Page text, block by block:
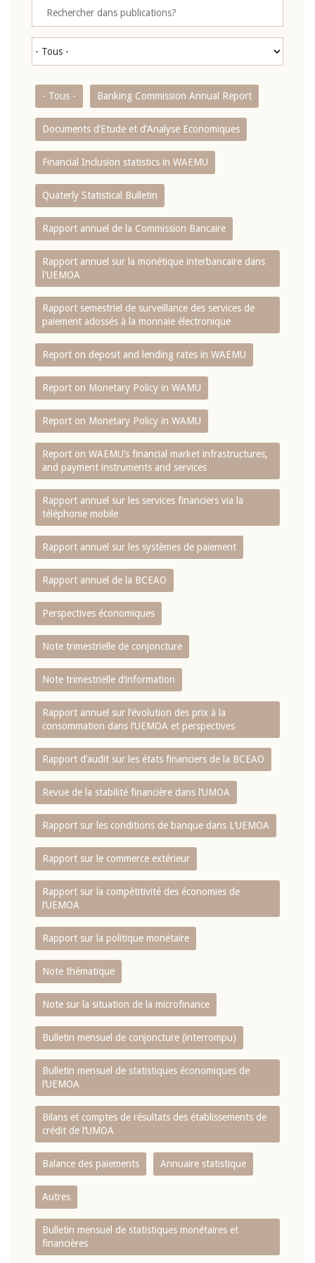
- Tous - Banking Commission Annual Report
Documents d’Etude et d’Analyse Economiques
Financial Inclusion statistics in WAEMU
Quaterly Statistical Bulletin
Rapport annuel de la Commission Bancaire
Rapport annuel sur la monétique interbancaire dans
l'UEMOA
Rapport semestriel de surveillance des services de
paiement adossés à la monnaie électronique
Report on deposit and lending rates in WAEMU
Report on Monetary Policy in WAMU
Report on Monetary Policy in WAMU
Report on WAEMU’s financial market infrastructures,
and payment instruments and services
Rapport annuel sur les services financiers via la
téléphonie mobile
Rapport annuel sur les systèmes de paiement
Rapport annuel de la BCEAO
Perspectives économiques
Note trimestrielle de conjoncture
Note trimestrielle d‘information
Rapport annuel sur l‘évolution des prix à la
consommation dans l‘UEMOA et perspectives
Rapport d‘audit sur les états financiers de la BCEAO
Revue de la stabilité financière dans l‘UMOA
Rapport sur les conditions de banque dans L‘UEMOA
Rapport sur le commerce extérieur
Rapport sur la compétitivité des économies de
l‘UEMOA
Rapport sur la politique monétaire
Note thématique
Note sur la situation de la microfinance
Bulletin mensuel de conjoncture (interrompu)
Bulletin mensuel de statistiques économiques de
l‘UEMOA
Bilans et comptes de résultats des établissements de
crédit de l‘UMOA
Balance des paiements Annuaire statistique
Autres
Bulletin mensuel de statistiques monétaires et
financières